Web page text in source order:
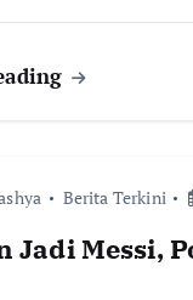
Berita Terkini
Jadi Messi,